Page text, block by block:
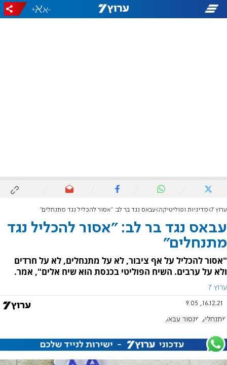
-
+
ערוץ 7 מדיניות ופוליטיקה עבאס נגד בר לב: "אסור להכליל נגד מתנחלים"
עבאס נגד בר לב: "אסור להכליל נגד
מתנחלים"
"אסור להכליל על אף ציבור, לא על מתנחלים, לא על חרדים
ולא על ערבים. השיח הפוליטי בכנסת הוא שיח אלים", אמר.
ערוץ 7
16.12.21, 9:05
מתנחלים מנסור עבאס